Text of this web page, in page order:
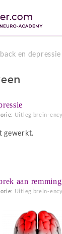
en depressie
Uitleg brein-
gewerkt.
aan remming
Uitleg brein-